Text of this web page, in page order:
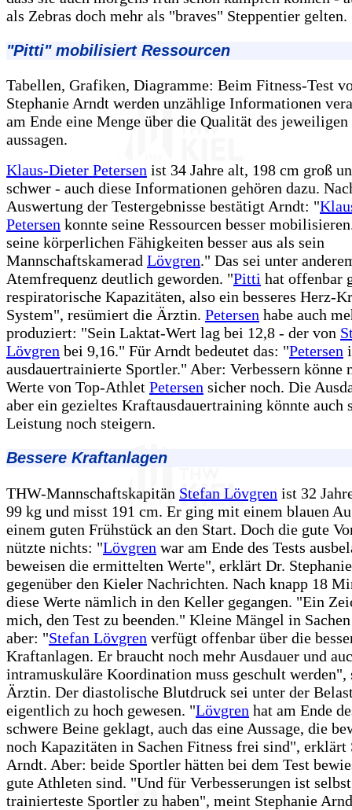
als Zebras doch mehr als "braves" Steppentier gelten.
"Pitti" mobilisiert Ressourcen
Tabellen, Grafiken, Diagramme: Beim Fitness-Test
Stephanie Arndt werden unzählige Informationen
am Ende eine Menge über die Qualität des
aussagen.
Klaus-Dieter Petersen ist 34 Jahre alt, 198 cm groß
schwer - auch diese Informationen gehören dazu.
Auswertung der Testergebnisse bestätigt Arndt: "
Petersen konnte seine Ressourcen besser
seine körperlichen Fähigkeiten besser aus als sein
Mannschaftskamerad Lövgren." Das sei unter
Atemfrequenz deutlich geworden. "Pitti hat offenbar
respiratorische Kapazitäten, also ein besseres Herz-
System", resümiert die Ärztin. Petersen habe auch
produziert: "Sein Laktat-Wert lag bei 12,8 - der von
Lövgren bei 9,16." Für Arndt bedeutet das: "Petersen
ausdauertrainierte Sportler." Aber: Verbessern könne
Werte von Top-Athlet Petersen sicher noch. Die
aber ein gezieltes Kraftausdauertraining könnte auch
Leistung noch steigern.
Bessere Kraftanlagen
THW-Mannschaftskapitän Stefan Lövgren ist 32
99 kg und misst 191 cm. Er ging mit einem blauen
einem guten Frühstück an den Start. Doch die gute
nützte nichts: "Lövgren war am Ende des Tests
beweisen die ermittelten Werte", erklärt Dr.
gegenüber den Kieler Nachrichten. Nach knapp 18
diese Werte nämlich in den Keller gegangen. "Ein
mich, den Test zu beenden." Kleine Mängel in
aber: "Stefan Lövgren verfügt offenbar über die
Kraftanlagen. Er braucht noch mehr Ausdauer und
intramuskuläre Koordination muss geschult werden",
Ärztin. Der diastolische Blutdruck sei unter der
eigentlich zu hoch gewesen. "Lövgren hat am Ende
schwere Beine geklagt, auch das eine Aussage, die
noch Kapazitäten in Sachen Fitness frei sind", erklärt
Arndt. Aber: beide Sportler hätten bei dem Test
gute Athleten sind. "Und für Verbesserungen ist
trainierteste Sportler zu haben", meint Stephanie